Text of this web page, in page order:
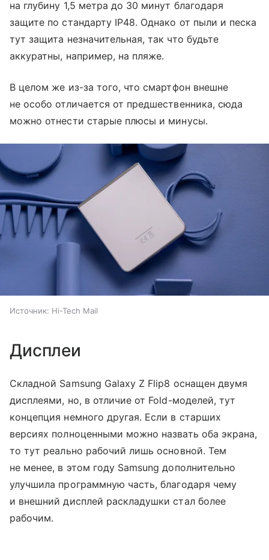
на глубину 1,5 метра до 30 минут благодаря
защите по стандарту IP48. Однако от пыли и песка
тут защита незначительная, так что будьте
аккуратны, например, на пляже.
В целом же из-за того, что смартфон внешне
не особо отличается от предшественника, сюда
можно отнести старые плюсы и минусы.
Источник: Hi-Tech Mail
Дисплеи
Складной Samsung Galaxy Z Flip8 оснащен двумя
дисплеями, но, в отличие от Fold-моделей, тут
концепция немного другая. Если в старших
версиях полноценными можно назвать оба экрана,
то тут реально рабочий лишь основной. Тем
не менее, в этом году Samsung дополнительно
улучшила программную часть, благодаря чему
и внешний дисплей раскладушки стал более
рабочим.